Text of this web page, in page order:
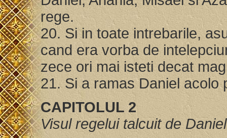
rege.
20. Si in toate intrebarile,
cand era vorba de
zece ori mai isteti decat
21. Si a ramas Daniel
CAPITOLUL 2
Visul regelui talcuit de